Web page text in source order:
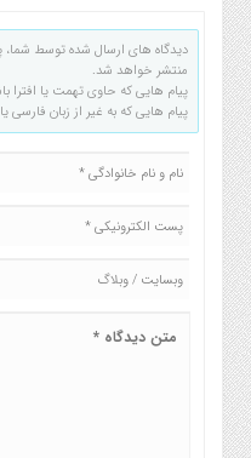
دیدگاه های ارسال شده توسط
منتشر خواهد شد.
پیام هایی که حاوی تهمت یا افترا
پیام هایی که به غیر از زبان